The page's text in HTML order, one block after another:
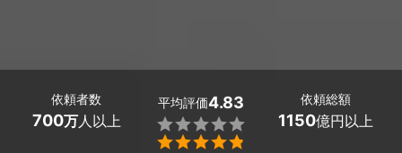
依頼者数
700万人以上
平均評価4.83


依頼総額
1150億円以上